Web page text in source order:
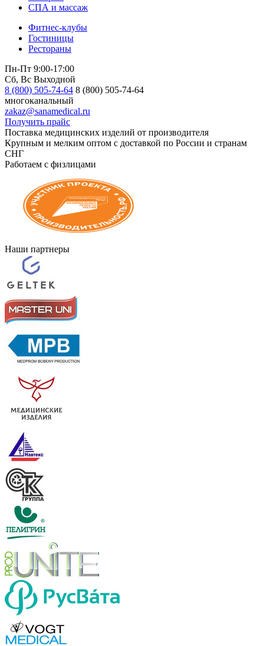
СПА и массаж
Фитнес-клубы
Гостиницы
Рестораны
Пн-Пт 9:00-17:00
Сб, Вс Выходной
8 (800) 505-74-64 8 (800) 505-74-64
многоканальный
zakaz@sanamedical.ru
Получить прайс
Поставка медицинских изделий от производителя
Крупным и мелким оптом с доставкой по России и странам
СНГ
Работаем с физлицами
Наши партнеры